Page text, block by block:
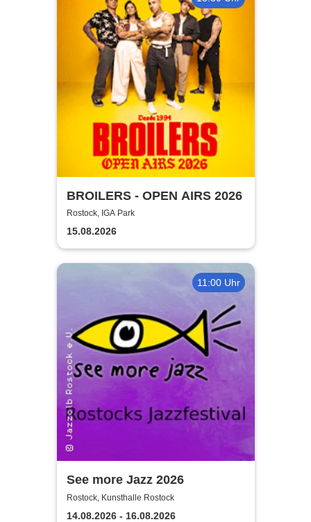
BROILERS - OPEN AIRS 2026
Rostock, IGA Park
15.08.2026
11:00 Uhr
See more Jazz 2026
Rostock, Kunsthalle Rostock
14.08.2026 - 16.08.2026